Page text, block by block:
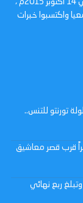
عدن تايم - صحيفة الكترونية تأسست في مدينة عدن في 14 أكتوبر 2015م ،
واكتسبوا خبرات
تورنتو للتنس..
قرب قصر معاشيق
ربع نهائي